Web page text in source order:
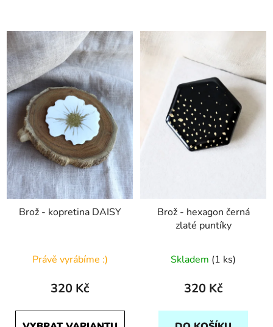
Brož - kopretina DAISY
Právě vyrábíme :)
320 Kč
Brož - hexagon černá
zlaté puntíky
Skladem (1 ks)
320 Kč